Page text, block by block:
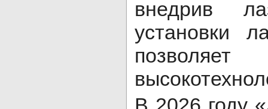
внедрив
установки